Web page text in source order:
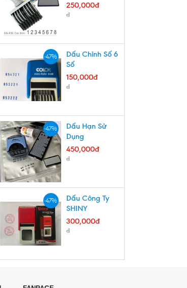
250,000đ
đ
-47%
Dấu Chỉnh Số 6
Số
150,000đ
đ
-47%
Dấu Hạn Sử
Dụng
450,000đ
đ
-47%
Dấu Công Ty
SHINY
300,000đ
đ